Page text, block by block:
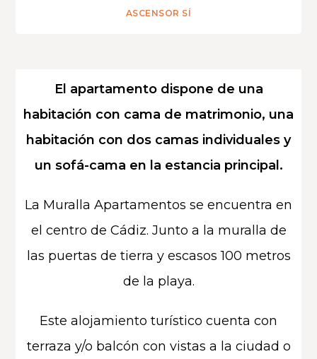
ASCENSOR SÍ
El apartamento dispone de una
habitación con cama de matrimonio, una
habitación con dos camas individuales y
un sofá-cama en la estancia principal.
La Muralla Apartamentos se encuentra en
el centro de Cádiz. Junto a la muralla de
las puertas de tierra y escasos 100 metros
de la playa.
Este alojamiento turístico cuenta con
terraza y/o balcón con vistas a la ciudad o